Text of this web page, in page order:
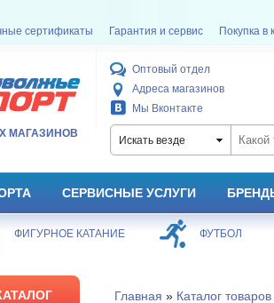
сертификаты Гарантия и сервис Покупка в
МАГАЗИНОВ
Оптовый отдел
Адреса магазинов
Мы Вконтакте
Искать везде
СЕРВИСНЫЕ УСЛУГИ
ФИГУРНОЕ КАТАНИЕ ФУТБОЛ
Главная » Каталог товаров